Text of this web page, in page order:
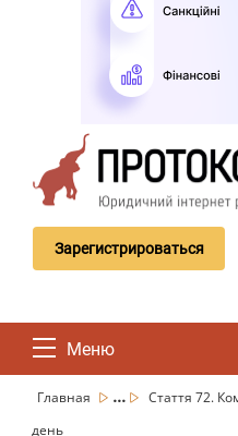
Зарегистрироваться
Меню
Главная ...
Стаття 72.
день